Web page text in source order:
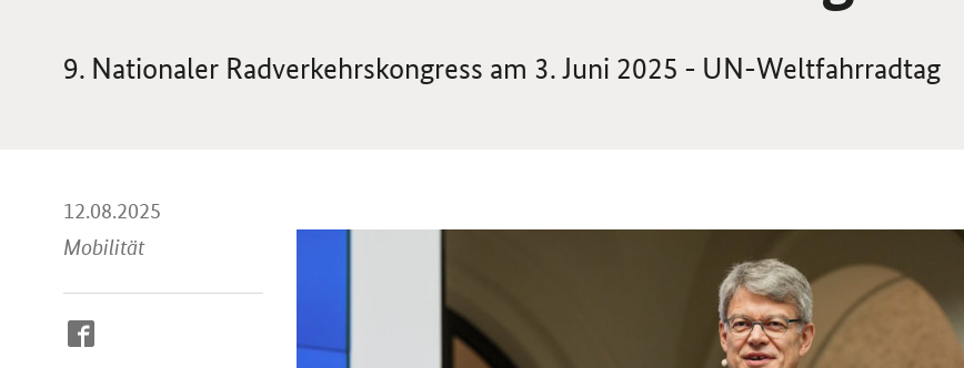
9. Nationaler Radverkehrskongress am 3. Juni 2025 - UN-Weltfahrradtag
12.08.2025
Mobilität
So